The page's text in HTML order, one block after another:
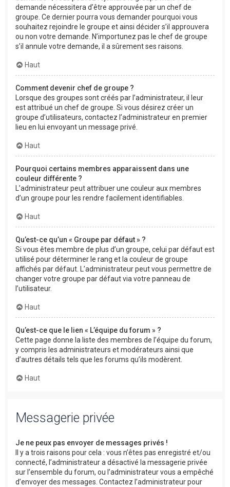
demande nécessitera d’être approuvée par un chef de
groupe. Ce dernier pourra vous demander pourquoi vous
souhaitez rejoindre le groupe et ainsi décider s’il approuvera
ou non votre demande. N’importunez pas le chef de groupe
s’il annule votre demande, il a sûrement ses raisons.
Haut
Comment devenir chef de groupe ?
Lorsque des groupes sont créés par l’administrateur, il leur
est attribué un chef de groupe. Si vous désirez créer un
groupe d’utilisateurs, contactez l’administrateur en premier
lieu en lui envoyant un message privé.
Haut
Pourquoi certains membres apparaissent dans une
couleur différente ?
L’administrateur peut attribuer une couleur aux membres
d’un groupe pour les rendre facilement identifiables.
Haut
Qu’est-ce qu’un « Groupe par défaut » ?
Si vous êtes membre de plus d’un groupe, celui par défaut est
utilisé pour déterminer le rang et la couleur de groupe
affichés par défaut. L’administrateur peut vous permettre de
changer votre groupe par défaut via votre panneau de
l’utilisateur.
Haut
Qu’est-ce que le lien « L’équipe du forum » ?
Cette page donne la liste des membres de l’équipe du forum,
y compris les administrateurs et modérateurs ainsi que
d’autres détails tels que les forums qu’ils modèrent.
Haut
Messagerie privée
Je ne peux pas envoyer de messages privés !
Il y a trois raisons pour cela : vous n’êtes pas enregistré et/ou
connecté, l’administrateur a désactivé la messagerie privée
sur l’ensemble du forum, ou l’administrateur vous a empêché
d’envoyer des messages. Contactez l’administrateur pour